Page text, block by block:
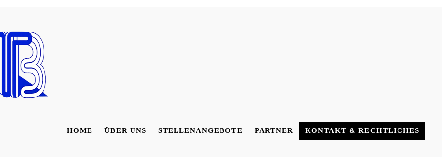
HOME ÜBER UNS STELLENANGEBOTE PARTNER KONTAKT & RECHTLICHES